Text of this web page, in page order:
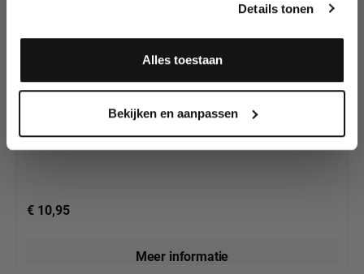
Details tonen
Alles toestaan
Bekijken en aanpassen
Key-Pigments Silicone Pigments Medium Flesh 50gm
€ 10,95
Meer informatie
Ja, ik meld me aan